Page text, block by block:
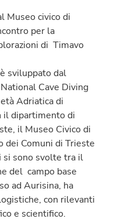
Museo civico di
per la
di Timavo
sviluppato dal
Cave Diving
Adriatica di
il dipartimento di
il Museo Civico di
dei Comuni di Trieste
si sono svolte tra il
del campo base
ad Aurisina, ha
con rilevanti
e scientifico.